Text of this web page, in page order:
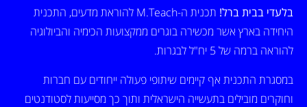
בלעדי בבית ברל!
תכנית ה-M.Teach להוראת מדעים, התכנית
היחידה בארץ אשר מכשירה בוגרים ממקצועות הכימיה והביולוגיה
להוראה ברמה של 5 יח"ל לבגרות.
במסגרת התכנית אף קיימים שיתופי פעולה ייחודים עם חברות
וחוקרים מובילים בתעשייה הישראלית ותוך כך מסייעות לסטודנטים